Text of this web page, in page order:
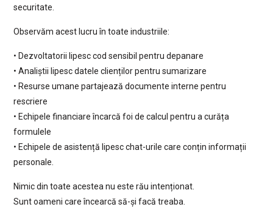
securitate.
Observăm acest lucru în toate industriile:
• Dezvoltatorii lipesc cod sensibil pentru depanare
• Analiștii lipesc datele clienților pentru sumarizare
• Resurse umane partajează documente interne pentru
rescriere
• Echipele financiare încarcă foi de calcul pentru a curăța
formulele
• Echipele de asistență lipesc chat-urile care conțin informații
personale.
Nimic din toate acestea nu este rău intenționat.
Sunt oameni care încearcă să-și facă treaba.